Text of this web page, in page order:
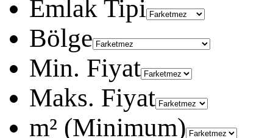
Emlak Tipi
Bölge
Min. Fiyat
Maks. Fiyat
m² (Minimum)